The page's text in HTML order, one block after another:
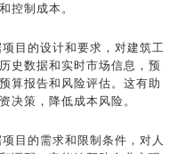
控制成本。
目的设计和要求，对建筑工
史数据和实时市场信息，预
算报告和风险评估。这有助
决策，降低成本风险。
的需求和限制条件，对人